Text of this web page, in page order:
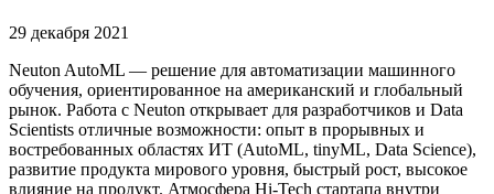
29 декабря 2021
Neuton AutoML — решение для автоматизации машинного
обучения, ориентированное на американский и глобальный
рынок. Работа с Neuton открывает для разработчиков и Data
Scientists отличные возможности: опыт в прорывных и
востребованных областях ИТ (AutoML, tinyML, Data Science),
развитие продукта мирового уровня, быстрый рост, высокое
влияние на продукт. Атмосфера Hi-Tech стартапа внутри